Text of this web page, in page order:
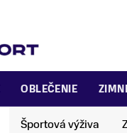
OBLEČENIE
Športová výživa